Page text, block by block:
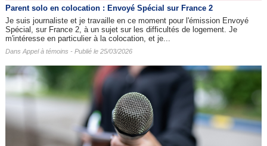
Parent solo en colocation : Envoyé Spécial sur France 2
Je suis journaliste et je travaille en ce moment pour l'émission Envoyé
Spécial, sur France 2, à un sujet sur les difficultés de logement. Je
m'intéresse en particulier à la colocation, et je...
Dans Appel à témoins - Publié le 25/03/2026